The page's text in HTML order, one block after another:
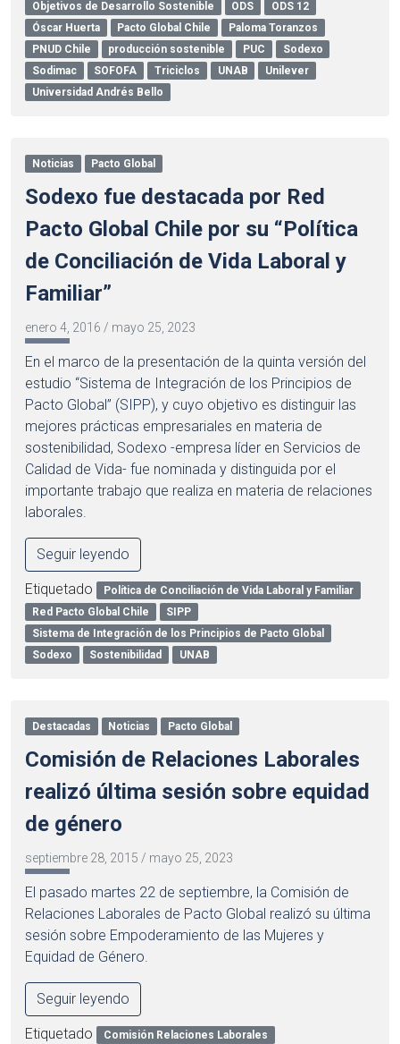
Objetivos de Desarrollo Sostenible ODS
ODS 12
Óscar Huerta
Pacto Global Chile
Paloma Toranzos
PNUD Chile
producción sostenible PUC
Sodexo
Sodimac
SOFOFA Triciclos UNAB
Unilever
Universidad Andrés Bello
Noticias Pacto Global
Sodexo fue destacada por Red
Pacto Global Chile por su “Política
de Conciliación de Vida Laboral y
Familiar”
enero 4, 2016 / mayo 25, 2023
En el marco de la presentación de la quinta versión del
estudio “Sistema de Integración de los Principios de
Pacto Global” (SIPP), y cuyo objetivo es distinguir las
mejores prácticas empresariales en materia de
sostenibilidad, Sodexo -empresa líder en Servicios de
Calidad de Vida- fue nominada y distinguida por el
importante trabajo que realiza en materia de relaciones
laborales.
Seguir leyendo
Etiquetado
Política de Conciliación de Vida Laboral y Familiar
Red Pacto Global Chile
SIPP
Sistema de Integración de los Principios de Pacto Global
Sodexo
Sostenibilidad UNAB
Destacadas Noticias Pacto Global
Comisión de Relaciones Laborales
realizó última sesión sobre equidad
de género
septiembre 28, 2015 / mayo 25, 2023
El pasado martes 22 de septiembre, la Comisión de
Relaciones Laborales de Pacto Global realizó su última
sesión sobre Empoderamiento de las Mujeres y
Equidad de Género.
Seguir leyendo
Etiquetado
Comisión Relaciones Laborales